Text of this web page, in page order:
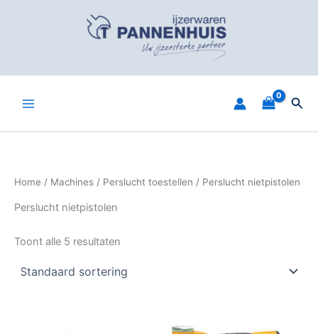
Home / Machines / Perslucht toestellen / Perslucht nietpistolen
Perslucht nietpistolen
Toont alle 5 resultaten